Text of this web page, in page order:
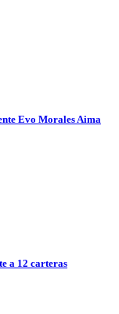
Evo Morales Aima
a 12 carteras